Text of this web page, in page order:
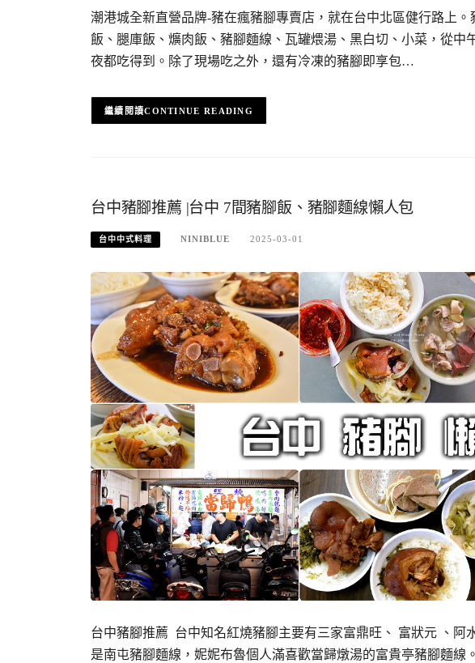
潮港城全新直營品牌-豬在瘋豬腳專賣店，就在台中北區健行路上
飯、腿庫飯、爌肉飯、豬腳麵線、瓦罐煨湯、黑白切、小菜，從中
夜都吃得到。除了現場吃之外，還有冷凍的豬腳即享包…
CONTINUE READING
台中豬腳推薦 |台中 7間豬腳飯、豬腳麵線懶人包
台中中式料理 NINIBLUE 2025-03-01
台中豬腳推薦 台中知名紅燒豬腳主要有三家富鼎旺、 富狀元 、阿
是南屯豬腳麵線，妮妮布魯個人滿喜歡當歸燉湯的富貴亭豬腳麵線